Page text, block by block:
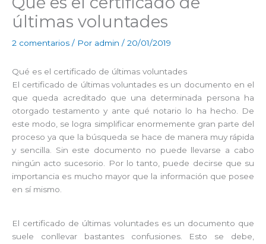
últimas voluntades
2 comentarios / Por admin / 20/01/2019
Qué es el certificado de últimas voluntades
El certificado de últimas voluntades es un documento en el
que queda acreditado que una determinada persona ha
otorgado testamento y ante qué notario lo ha hecho. De
este modo, se logra simplificar enormemente gran parte del
proceso ya que la búsqueda se hace de manera muy rápida
y sencilla. Sin este documento no puede llevarse a cabo
ningún acto sucesorio. Por lo tanto, puede decirse que su
importancia es mucho mayor que la información que posee
en sí mismo.
El certificado de últimas voluntades es un documento que
suele conllevar bastantes confusiones. Esto se debe,